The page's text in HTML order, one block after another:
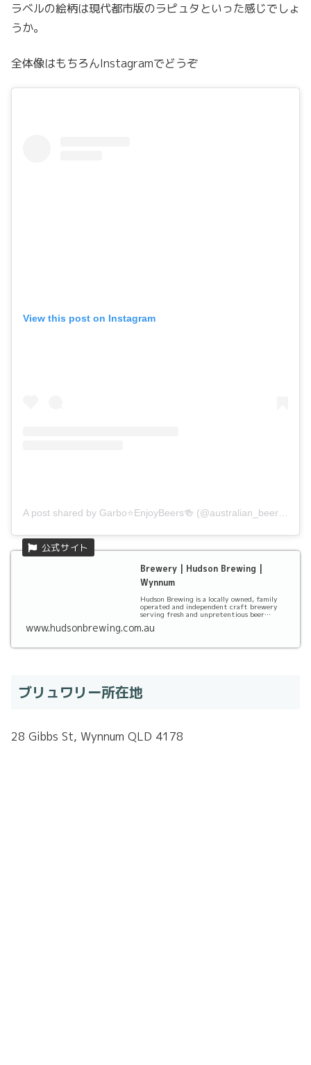
ラベルの絵柄は現代都市版のラピュタといった感じでしょ
うか。
全体像はもちろんInstagramでどうぞ
View this post on Instagram
Brewery | Hudson Brewing |
Wynnum
Hudson Brewing is a locally owned, family
operated and independent craft brewery
serving fresh and unpretentious beer
brewed right h...
www.hudsonbrewing.com.au
ブリュワリー所在地
28 Gibbs St, Wynnum QLD 4178